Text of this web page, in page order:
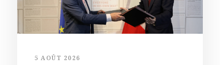
5 AOÛT 2026